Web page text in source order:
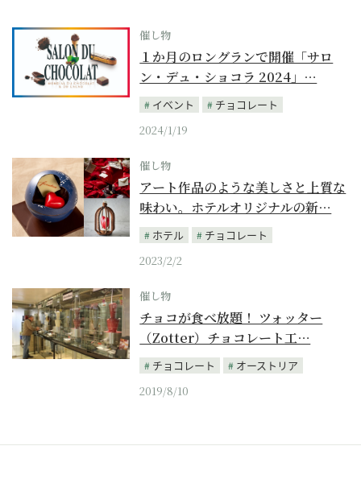
催し物
１か月のロングランで開催「サロ
ン・デュ・ショコラ 2024」…
イベント
チョコレート
2024/1/19
催し物
アート作品のような美しさと上質な
味わい。ホテルオリジナルの新…
ホテル
チョコレート
2023/2/2
催し物
チョコが食べ放題！ ツォッター
（Zotter）チョコレート工…
チョコレート
オーストリア
2019/8/10